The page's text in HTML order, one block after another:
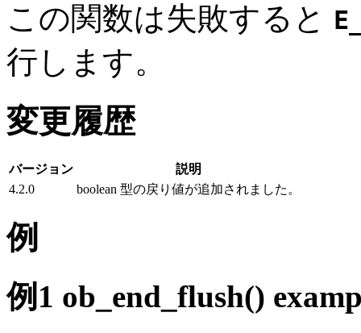
この関数は失敗すると
行します。
変更履歴
バージョン
説明
4.2.0
boolean 型の戻り値が追加されました。
例
例1 ob_end_flush()